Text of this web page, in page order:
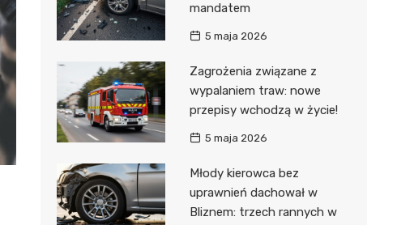
mandatem
5 maja 2026
Zagrożenia związane z
wypalaniem traw: nowe
przepisy wchodzą w życie!
5 maja 2026
Młody kierowca bez
uprawnień dachował w
Bliznem: trzech rannych w